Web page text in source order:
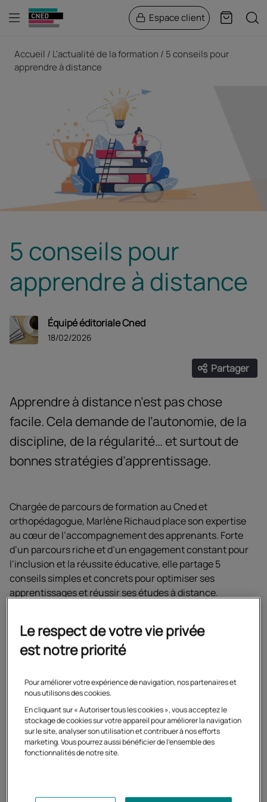
Menu Espace client Panier
Accueil L'actualité de la formation
5 conseils pour
apprendre à distance
5 conseils pour
apprendre à distance
Équipé éditoriale Cned
18/02/2026
Partager
Ouvrir
Apprendre à distance n’est pas chose
facile. Cela demande de l’autonomie, de la
discipline, de la régularité… et surtout de
bonnes stratégies d’apprentissage.
Chargée de parcours de formation au Cned et
orthopédagogue, Marlène Richaud place son expertise
au cœur de l’accompagnement des apprenants. Forte
d’un parcours riche et d’un engagement constant pour
l’inclusion et la réussite éducative, elle partage 5
conseils simples et concrets pour optimiser ses
apprentissages et réussir ses études à distance.
Conseil n°1 : Garder la
motivation grâce à des
objectifs réalistes
La motivation ne se décrète pas : elle se construit. Pour
cela, il est essentiel de se fixer des objectifs clairs,
atteignables et progressifs.
Rien n’est plus frustrant que de se fixer des objectifs
Le respect de votre vie privée
est notre priorité
Pour améliorer votre expérience de navigation, nos partenaires et
nous utilisons des cookies.
En cliquant sur « Autoriser tous les cookies », vous acceptez le
stockage de cookies sur votre appareil pour améliorer la navigation
sur le site, analyser son utilisation et contribuer à nos efforts
marketing. Vous pourrez aussi bénéficier de l'ensemble des
fonctionnalités de notre site.